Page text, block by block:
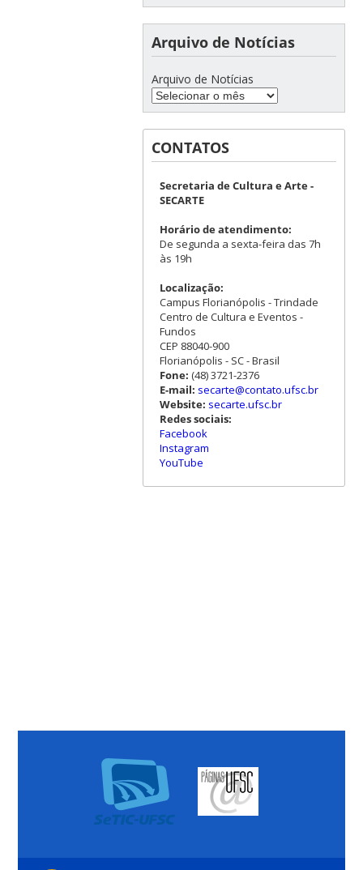
Arquivo de Notícias
Arquivo de Notícias
CONTATOS
Secretaria de Cultura e Arte -
SECARTE
Horário de atendimento:
De segunda a sexta-feira das 7h
às 19h
Localização:
Campus Florianópolis - Trindade
Centro de Cultura e Eventos -
Fundos
CEP 88040-900
Florianópolis - SC - Brasil
Fone: (48) 3721-2376
E-mail: secarte@contato.ufsc.br
Website: secarte.ufsc.br
Redes sociais:
Facebook
Instagram
YouTube